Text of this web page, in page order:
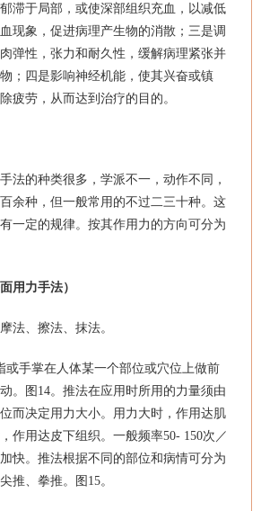
滞于局部，或使深部组织充血，以减低
现象，促进病理产生物的消散；三是调
弹性，张力和耐久性，缓解病理紧张并
；四是影响神经机能，使其兴奋或镇
疲劳，从而达到治疗的目的。
法的种类很多，学派不一，动作不同，
余种，但一般常用的不过二三十种。这
一定的规律。按其作用力的方向可分为
用力手法）
法、擦法、抹法。
或手掌在人体某一个部位或穴位上做前
。图14。推法在应用时所用的力量须由
而决定用力大小。用力大时，作用达肌
作用达皮下组织。一般频率50- 150次／
快。推法根据不同的部位和病情可分为
推、拳推。图15。